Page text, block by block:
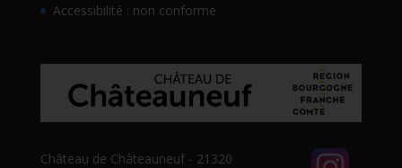
Accessibilité : non conforme
Château de Châteauneuf - 21320